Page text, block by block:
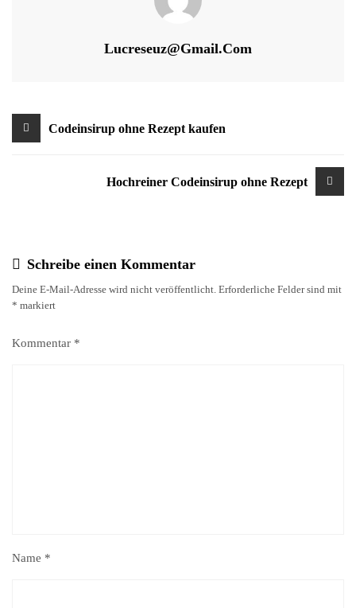
Lucreseuz@gmail.com
Beitragsnavigation
Codeinsirup ohne Rezept kaufen
Hochreiner Codeinsirup ohne Rezept
Schreibe einen Kommentar
Deine E-Mail-Adresse wird nicht veröffentlicht. Erforderliche Felder sind mit
* markiert
Kommentar *
Name *